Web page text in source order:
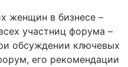
женщин в бизнесе –
участниц форума –
обсуждении ключевых
его рекомендации